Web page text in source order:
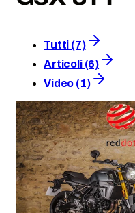
Tutti (7)
Articoli (6)
Video (1)